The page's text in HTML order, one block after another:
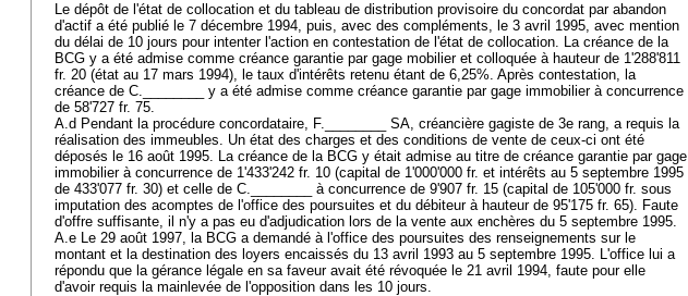
Le dépôt de l'état de collocation et du tableau de distribution provisoire du concordat par abandon
d'actif a été publié le 7 décembre 1994, puis, avec des compléments, le 3 avril 1995, avec mention
du délai de 10 jours pour intenter l'action en contestation de l'état de collocation. La créance de la
BCG y a été admise comme créance garantie par gage mobilier et colloquée à hauteur de 1'288'811
fr. 20 (état au 17 mars 1994), le taux d'intérêts retenu étant de 6,25%. Après contestation, la
créance de C.________ y a été admise comme créance garantie par gage immobilier à concurrence
de 58'727 fr. 75.
A.d Pendant la procédure concordataire, F.________ SA, créancière gagiste de 3e rang, a requis la
réalisation des immeubles. Un état des charges et des conditions de vente de ceux-ci ont été
déposés le 16 août 1995. La créance de la BCG y était admise au titre de créance garantie par gage
immobilier à concurrence de 1'433'242 fr. 10 (capital de 1'000'000 fr. et intérêts au 5 septembre 1995
de 433'077 fr. 30) et celle de C.________ à concurrence de 9'907 fr. 15 (capital de 105'000 fr. sous
imputation des acomptes de l'office des poursuites et du débiteur à hauteur de 95'175 fr. 65). Faute
d'offre suffisante, il n'y a pas eu d'adjudication lors de la vente aux enchères du 5 septembre 1995.
A.e Le 29 août 1997, la BCG a demandé à l'office des poursuites des renseignements sur le
montant et la destination des loyers encaissés du 13 avril 1993 au 5 septembre 1995. L'office lui a
répondu que la gérance légale en sa faveur avait été révoquée le 21 avril 1994, faute pour elle
d'avoir requis la mainlevée de l'opposition dans les 10 jours.